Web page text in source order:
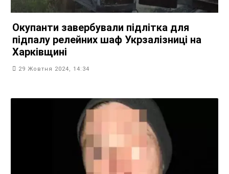
Окупанти завербували підлітка для
підпалу релейних шаф Укрзалізниці на
Харківщині
29 Жовтня 2024, 14:34